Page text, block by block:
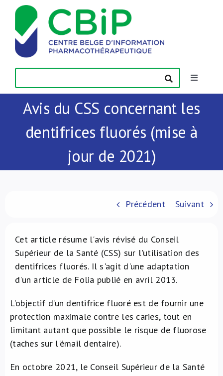
Passer
contenu
Toggle
Actualités
Publications
Formations
À propos de nous
NL
Avis du CSS concernant les
dentifrices fluorés (mise à
jour de 2021)
Précédent Suivant
Cet article résume l'avis révisé du Conseil
Supérieur de la Santé (CSS) sur l'utilisation des
dentifrices fluorés. Il s'agit d'une adaptation
d'un article de Folia publié en avril 2013.
L'objectif d’un dentifrice fluoré est de fournir une
protection maximale contre les caries, tout en
limitant autant que possible le risque de fluorose
(taches sur l'émail dentaire).
En octobre 2021, le Conseil Supérieur de la Santé